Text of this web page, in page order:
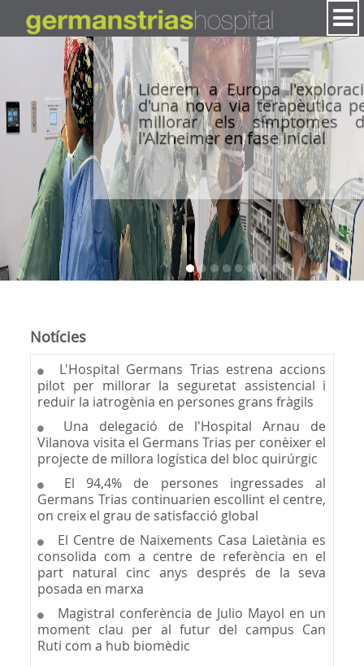
Liderem a Europa
d'una nova via terapèutica
millorar els símptomes
l'Alzheimer en fase inicial
Notícies
L'Hospital Germans Trias estrena accions
pilot per millorar la seguretat assistencial i
reduir la iatrogènia en persones grans fràgils
Una delegació de l'Hospital Arnau de
Vilanova visita el Germans Trias per conèixer el
projecte de millora logística del bloc quirúrgic
El 94,4% de persones ingressades al
Germans Trias continuarien escollint el centre,
on creix el grau de satisfacció global
El Centre de Naixements Casa Laietània es
consolida com a centre de referència en el
part natural cinc anys després de la seva
posada en marxa
Magistral conferència de Julio Mayol en un
moment clau per al futur del campus Can
Ruti com a hub biomèdic